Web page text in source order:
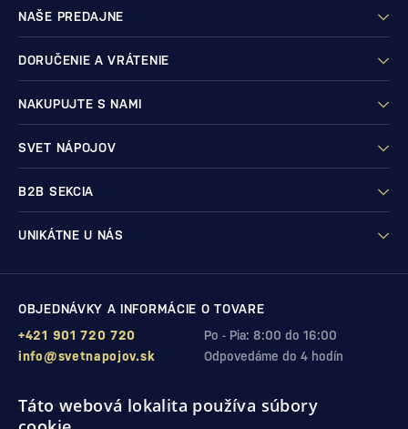
NAŠE PREDAJNE
DORUČENIE A VRÁTENIE
NAKUPUJTE S NAMI
SVET NÁPOJOV
B2B SEKCIA
UNIKÁTNE U NÁS
OBJEDNÁVKY A INFORMÁCIE O TOVARE
Po - Pia: 8:00 do 16:00
+421 901 720 720
Odpovedáme do 4 hodín
info@svetnapojov.sk
ZÁRUKA KVALITY A VAŠEJ SPOKOJNOSTI
Táto webová lokalita používa súbory